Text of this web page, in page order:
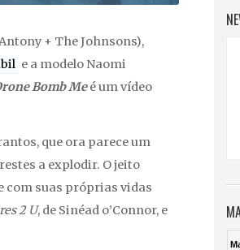
+ The Johnsons),
e a modelo Naomi
Bomb Meé um vídeo
que ora parece um
a explodir. O jeito
com suas próprias vidas
2 U, de Sinéad o’Connor, e